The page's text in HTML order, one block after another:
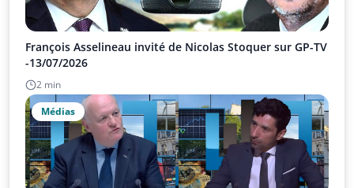
François Asselineau invité de Nicolas Stoquer sur GP-TV
-13/07/2026
2 min
Médias